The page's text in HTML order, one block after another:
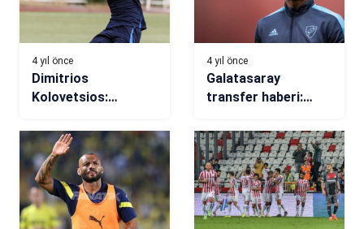
4 yıl önce
Dimitrios
Kolovetsios:
olacak
4 yıl önce
Galatasaray
transfer haberi:
aday Isak Hien